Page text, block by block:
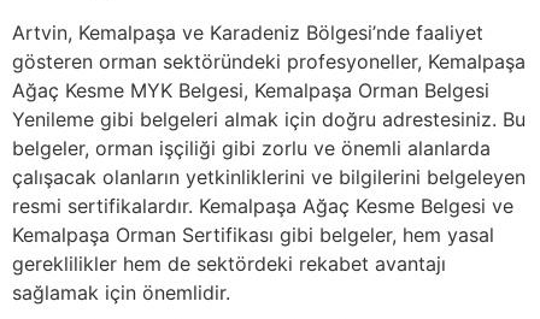
Artvin, Kemalpaşa ve Karadeniz Bölgesi’nde faaliyet
gösteren orman sektöründeki profesyoneller, Kemalpaşa
Ağaç Kesme MYK Belgesi, Kemalpaşa Orman Belgesi
Yenileme gibi belgeleri almak için doğru adrestesiniz. Bu
belgeler, orman işçiliği gibi zorlu ve önemli alanlarda
çalışacak olanların yetkinliklerini ve bilgilerini belgeleyen
resmi sertifikalardır. Kemalpaşa Ağaç Kesme Belgesi ve
Kemalpaşa Orman Sertifikası gibi belgeler, hem yasal
gereklilikler hem de sektördeki rekabet avantajı
sağlamak için önemlidir.